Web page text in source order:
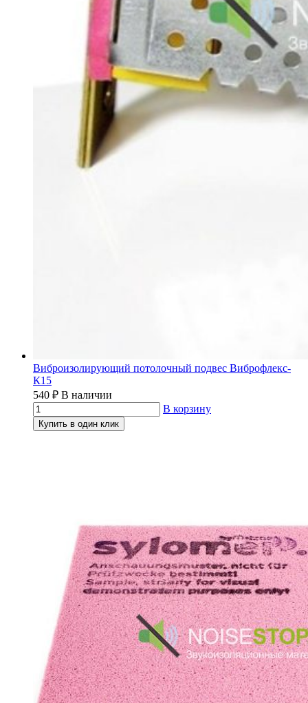
Виброизолирующий потолочный подвес Виброфлекс-
К15
540 ₽ В наличии
В корзину
Купить в один клик